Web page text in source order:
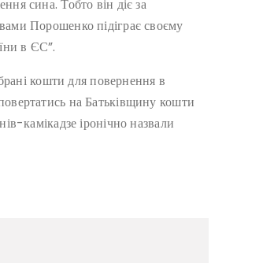
сина. Тобто він діє за
Порошенко підіграє своєму
в ЄС”.
кошти для повернення в
на Батьківщину кошти
камікадзе іронічно назвали